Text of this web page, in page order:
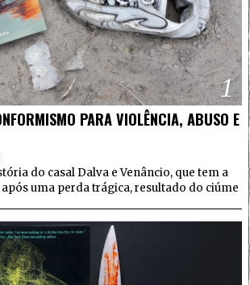
1
PARA VIOLÊNCIA, ABUSO E
do casal Dalva e Venâncio, que tem a
uma perda trágica, resultado do ciúme